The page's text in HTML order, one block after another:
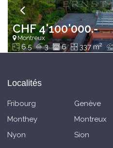
CHF 4'100'000.-
Montreux
6.5 3 6 337 m2
Localités
Fribourg Genève
Monthey
Montreux
Nyon
Sion